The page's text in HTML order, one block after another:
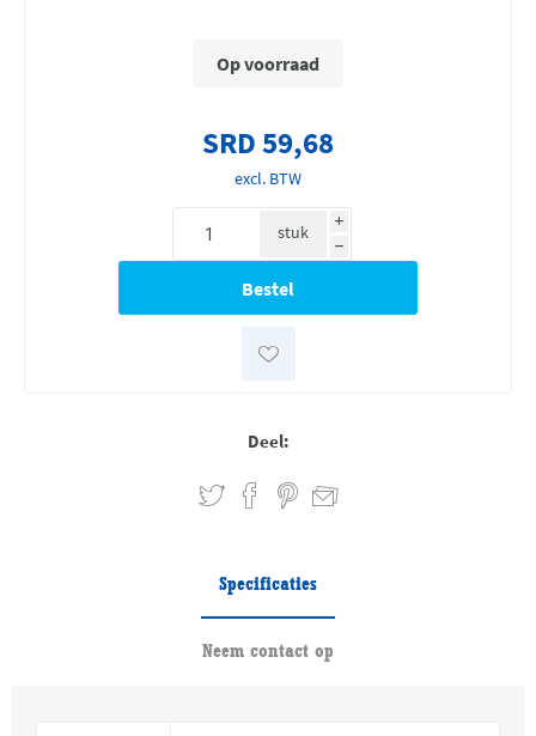
Op voorraad
SRD 59,68
excl. BTW
i
h
stuk
Deel:
Specificaties
Neem contact op